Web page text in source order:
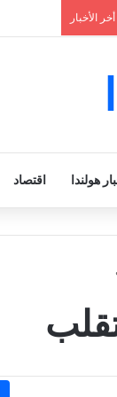
أخر الأخبار
هولندا اقتصاد